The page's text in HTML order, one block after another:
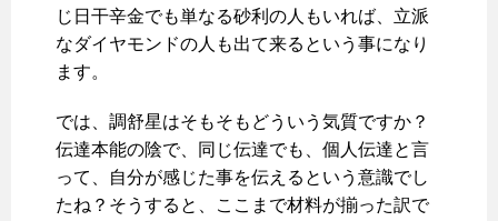
じ日干辛金でも単なる砂利の人もいれば、立派
なダイヤモンドの人も出て来るという事になり
ます。
では、調舒星はそもそもどういう気質ですか？
伝達本能の陰で、同じ伝達でも、個人伝達と言
って、自分が感じた事を伝えるという意識でし
たね？そうすると、ここまで材料が揃った訳で